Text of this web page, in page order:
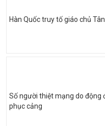
Hàn Quốc truy tố giáo chủ
Số người thiệt mạng do động
phục cảng